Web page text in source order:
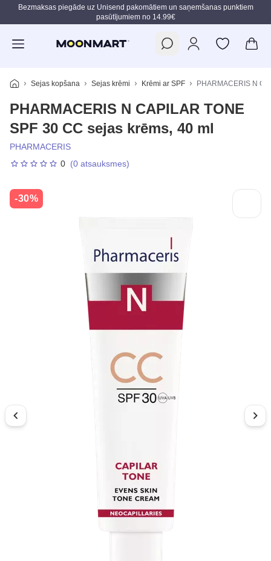
Pāriet uz galveno saturu
Bezmaksas piegāde uz Unisend pakomātiem un saņemšanas punktiem
pasūtījumiem no 14.99€
Sejas kopšana Sejas krēmi Krēmi ar SPF PHARMACERIS N
PHARMACERIS N CAPILAR TONE
SPF 30 CC sejas krēms, 40 ml
PHARMACERIS
0 (0 atsauksmes)
-30%